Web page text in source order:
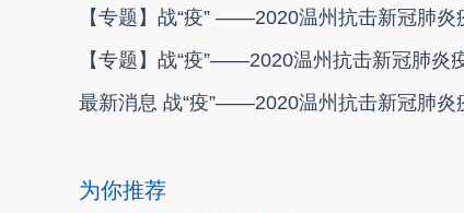
【专题】战“疫” ——2020温州抗击新冠肺炎
【专题】战“疫”——2020温州抗击新冠肺炎
最新消息 战“疫”——2020温州抗击新冠肺炎
为你推荐